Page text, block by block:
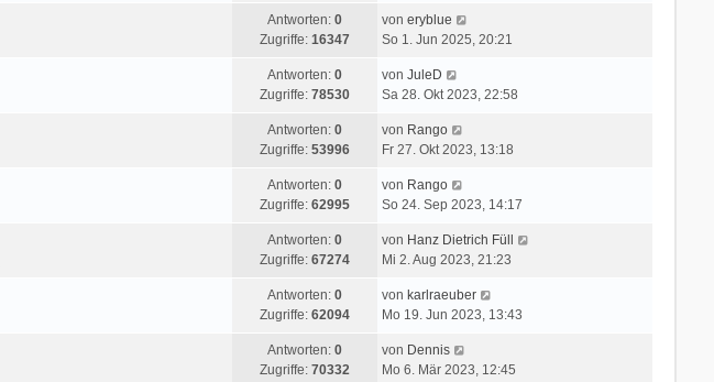
Antworten: 0
Zugriffe: 16347
von eryblue
So 1. Jun 2025, 20:21
Antworten: 0
Zugriffe: 78530
von JuleD
Sa 28. Okt 2023, 22:58
Antworten: 0
Zugriffe: 53996
von Rango
Fr 27. Okt 2023, 13:18
Antworten: 0
Zugriffe: 62995
von Rango
So 24. Sep 2023, 14:17
Antworten: 0
Zugriffe: 67274
von Hanz Dietrich Füll
Mi 2. Aug 2023, 21:23
Antworten: 0
Zugriffe: 62094
von karlraeuber
Mo 19. Jun 2023, 13:43
Antworten: 0
Zugriffe: 70332
von Dennis
Mo 6. Mär 2023, 12:45